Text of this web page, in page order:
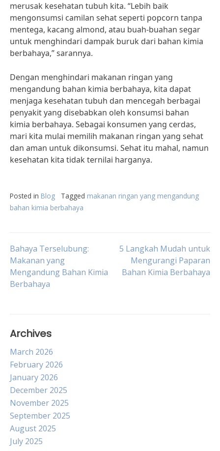
merusak kesehatan tubuh kita. “Lebih baik
mengonsumsi camilan sehat seperti popcorn tanpa
mentega, kacang almond, atau buah-buahan segar
untuk menghindari dampak buruk dari bahan kimia
berbahaya,” sarannya.
Dengan menghindari makanan ringan yang
mengandung bahan kimia berbahaya, kita dapat
menjaga kesehatan tubuh dan mencegah berbagai
penyakit yang disebabkan oleh konsumsi bahan
kimia berbahaya. Sebagai konsumen yang cerdas,
mari kita mulai memilih makanan ringan yang sehat
dan aman untuk dikonsumsi. Sehat itu mahal, namun
kesehatan kita tidak ternilai harganya.
Posted in Blog Tagged makanan ringan yang mengandung
bahan kimia berbahaya
Post
navigation
Bahaya Terselubung:
Makanan yang
Mengandung Bahan Kimia
Berbahaya
5 Langkah Mudah untuk
Mengurangi Paparan
Bahan Kimia Berbahaya
Archives
March 2026
February 2026
January 2026
December 2025
November 2025
September 2025
August 2025
July 2025